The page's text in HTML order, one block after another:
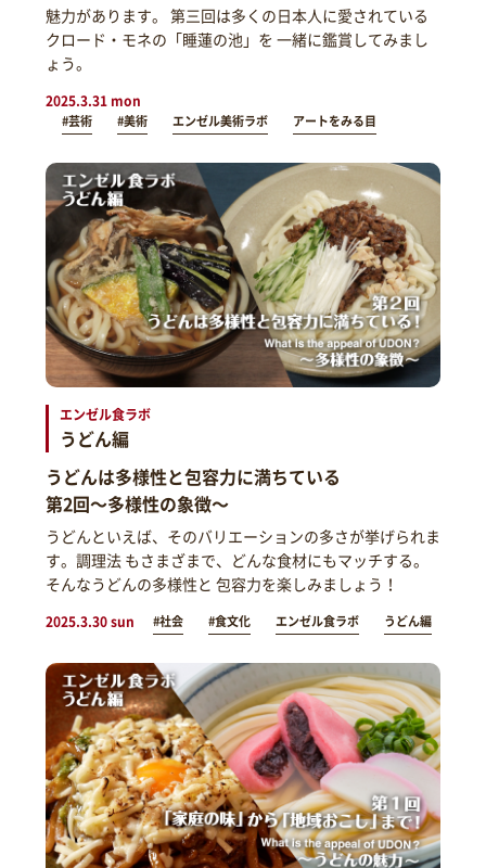
魅力があります。 第三回は多くの日本人に愛されている
クロード・モネの「睡蓮の池」を 一緒に鑑賞してみまし
ょう。
2025.3.31 mon
#芸術 #美術 エンゼル美術ラボ アートをみる目
エンゼル食ラボ
うどん編
うどんは多様性と包容力に満ちている
第2回～多様性の象徴～
うどんといえば、そのバリエーションの多さが挙げられま
す。調理法 もさまざまで、どんな食材にもマッチする。
そんなうどんの多様性と 包容力を楽しみましょう！
2025.3.30 sun #社会 #食文化 エンゼル食ラボ うどん編